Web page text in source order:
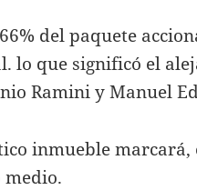
del paquete
lo que significó el
Ramini y Manuel
inmueble marcará,